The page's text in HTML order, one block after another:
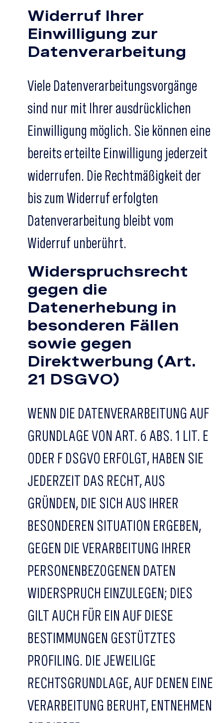
Widerruf Ihrer
Einwilligung zur
Datenverarbeitung
Viele Datenverarbeitungsvorgänge
sind nur mit Ihrer ausdrücklichen
Einwilligung möglich. Sie können eine
bereits erteilte Einwilligung jederzeit
widerrufen. Die Rechtmäßigkeit der
bis zum Widerruf erfolgten
Datenverarbeitung bleibt vom
Widerruf unberührt.
Widerspruchsrecht
gegen die
Datenerhebung in
besonderen Fällen
sowie gegen
Direktwerbung (Art.
21 DSGVO)
WENN DIE DATENVERARBEITUNG AUF
GRUNDLAGE VON ART. 6 ABS. 1 LIT. E
ODER F DSGVO ERFOLGT, HABEN SIE
JEDERZEIT DAS RECHT, AUS
GRÜNDEN, DIE SICH AUS IHRER
BESONDEREN SITUATION ERGEBEN,
GEGEN DIE VERARBEITUNG IHRER
PERSONENBEZOGENEN DATEN
WIDERSPRUCH EINZULEGEN; DIES
GILT AUCH FÜR EIN AUF DIESE
BESTIMMUNGEN GESTÜTZTES
PROFILING. DIE JEWEILIGE
RECHTSGRUNDLAGE, AUF DENEN EINE
VERARBEITUNG BERUHT, ENTNEHMEN